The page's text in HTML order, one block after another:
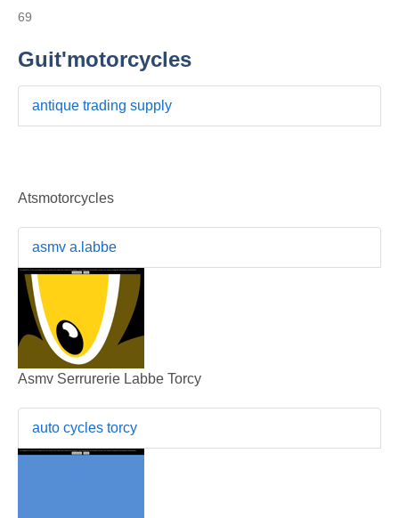
69
Guit'motorcycles
antique trading supply
Atsmotorcycles
asmv a.labbe
Asmv Serrurerie Labbe Torcy
auto cycles torcy